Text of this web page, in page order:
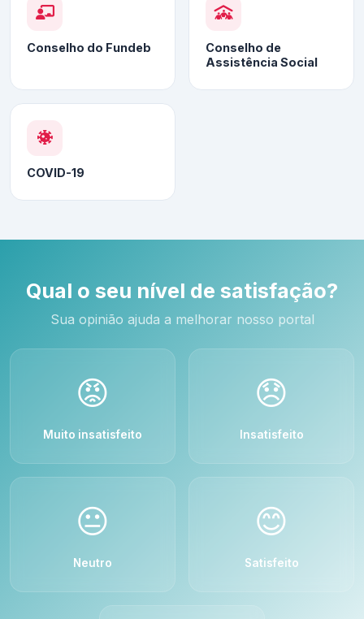
Conselho do Fundeb
Conselho de
Assistência Social
COVID-19
Qual o seu nível de satisfação?
Sua opinião ajuda a melhorar nosso portal
😡
Muito insatisfeito
😞
Insatisfeito
😐
Neutro
😊
Satisfeito